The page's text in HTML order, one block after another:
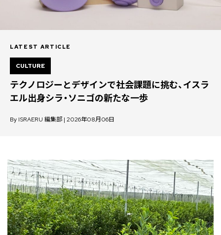
LATEST ARTICLE
CULTURE
テクノロジーとデザインで社会課題に挑む、イスラ
エル出身シラ・ソニゴの新たな一歩
By ISRAERU 編集部 | 2026年08月06日